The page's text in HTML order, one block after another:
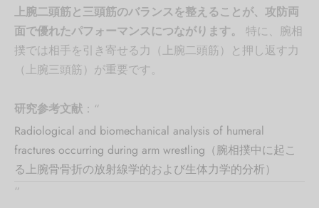
上腕二頭筋と三頭筋のバランスを整えることが、攻防両
面で優れたパフォーマンスにつながります。
特に、腕相
撲では相手を引き寄せる力（上腕二頭筋）と押し返す力
（上腕三頭筋）が重要です。
研究参考文献 ： “
Radiological and biomechanical analysis of humeral
fractures occurring during arm wrestling（腕相撲中に起こ
る上腕骨骨折の放射線学的および生体力学的分析）
“